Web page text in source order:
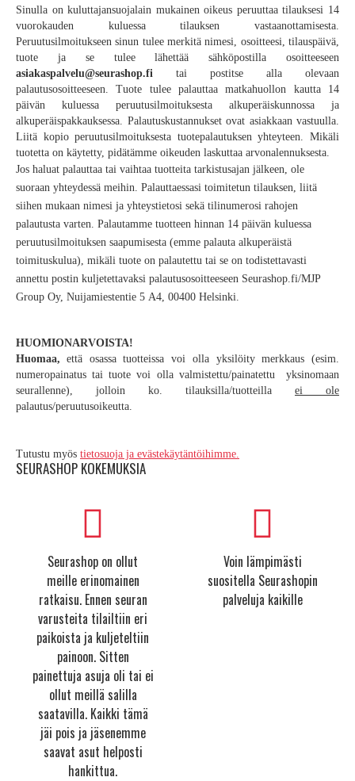
Sinulla on kuluttajansuojalain mukainen oikeus peruuttaa tilauksesi 14
vuorokauden kuluessa tilauksen vastaanottamisesta.
Peruutusilmoitukseen sinun tulee merkitä nimesi, osoitteesi, tilauspäivä,
tuote ja se tulee lähettää sähköpostilla osoitteeseen
asiakaspalvelu@seurashop.fi tai postitse alla olevaan
palautusosoitteeseen. Tuote tulee palauttaa matkahuollon kautta 14
päivän kuluessa peruutusilmoituksesta alkuperäiskunnossa ja
alkuperäispakkauksessa. Palautuskustannukset ovat asiakkaan vastuulla.
Liitä kopio peruutusilmoituksesta tuotepalautuksen yhteyteen. Mikäli
tuotetta on käytetty, pidätämme oikeuden laskuttaa arvonalennuksesta.
Jos haluat palauttaa tai vaihtaa tuotteita tarkistusajan jälkeen, ole
suoraan yhteydessä meihin. Palauttaessasi toimitetun tilauksen, liitä
siihen mukaan nimesi ja yhteystietosi sekä tilinumerosi rahojen
palautusta varten. Palautamme tuotteen hinnan 14 päivän kuluessa
peruutusilmoituksen saapumisesta (emme palauta alkuperäistä
toimituskulua), mikäli tuote on palautettu tai se on todistettavasti
annettu postin kuljetettavaksi palautusosoitteeseen Seurashop.fi/MJP
Group Oy, Nuijamiestentie 5 A4, 00400 Helsinki.
HUOMIONARVOISTA!
Huomaa, että osassa tuotteissa voi olla yksilöity merkkaus (esim.
numeropainatus tai tuote voi olla valmistettu/painatettu yksinomaan
seurallenne), jolloin ko. tilauksilla/tuotteilla ei ole
palautus/peruutusoikeutta.
Tutustu myös tietosuoja ja evästekäytäntöihimme.
SEURASHOP KOKEMUKSIA
Seurashop on ollut
meille erinomainen
ratkaisu. Ennen seuran
varusteita tilailtiin eri
paikoista ja kuljeteltiin
painoon. Sitten
painettuja asuja oli tai ei
ollut meillä salilla
saatavilla. Kaikki tämä
jäi pois ja jäsenemme
saavat asut helposti
hankittua.
Voin lämpimästi
suositella Seurashopin
palveluja kaikille